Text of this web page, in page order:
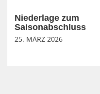
Niederlage zum
Saisonabschluss
25. MÄRZ 2026